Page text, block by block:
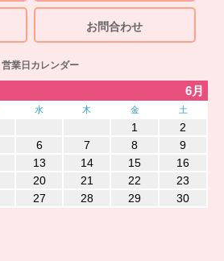
お問合わせ
営業日カレンダー
6月
水 木 金 土
1
2
6 7 8
9
13 14 15
16
20 21 22
23
27 28 29 30